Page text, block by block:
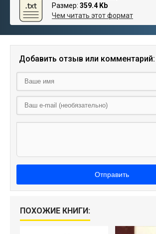
Размер: 359.4 Kb
Чем читать этот формат
Добавить отзыв или комментарий:
Отправить
ПОХОЖИЕ КНИГИ: